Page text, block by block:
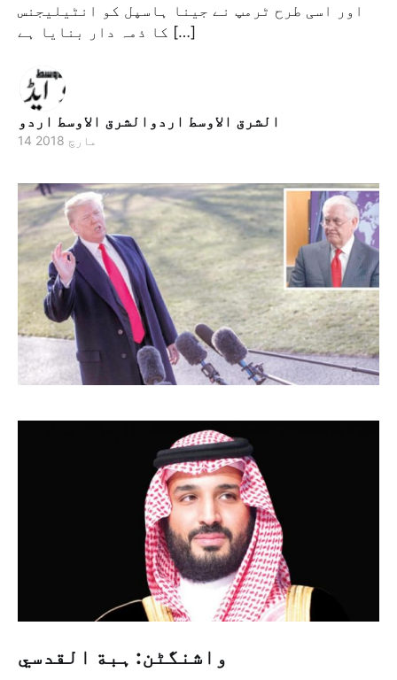
اور اسی طرح ٹرمپ نے جینا ہاسپل کو انٹیلیجنس
کا ذمہ دار بنایا ہے […]
الشرق الاوسط اردوالشرق الاوسط اردو
14 مارچ 2018
واشنگٹن: ہبة القدسي